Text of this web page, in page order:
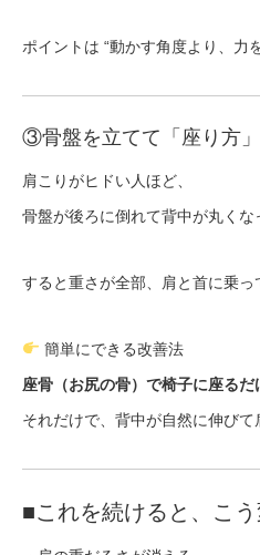
ポイントは “動かす角度より、力
③骨盤を立てて「座り方
肩こりがヒドい人ほど、
骨盤が後ろに倒れて背中が丸くな
すると重さが全部、肩と首に乗っ
簡単にできる改善法
座骨（お尻の骨）で椅子に座るだ
それだけで、背中が自然に伸びて
■これを続けると、こ